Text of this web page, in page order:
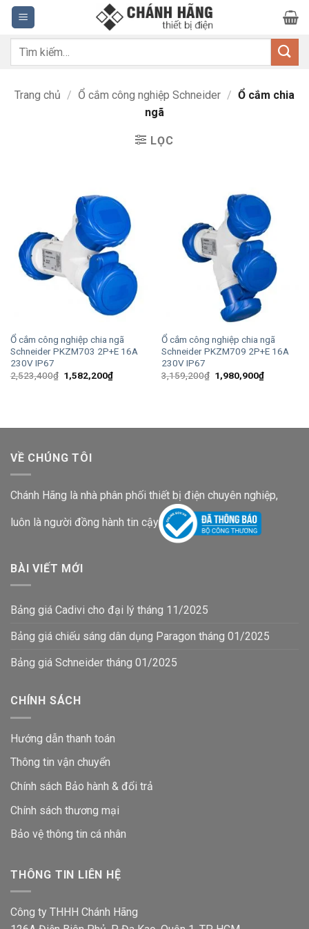
Bỏ
qua
nội
dung
Tìm
Trang chủ / Ổ cắm công nghiệp Schneider / Ổ cắm chia
ngã
LỌC
Ổ cắm công nghiệp chia ngã
Schneider PKZM703 2P+E 16A
230V IP67
2,523,400₫ Giá
gốc
1,582,200₫Giá
hiện
Ổ cắm công nghiệp chia ngã
Schneider PKZM709 2P+E 16A
230V IP67
3,159,200₫ Giá
gốc
1,980,900₫Giá
hiện
VỀ CHÚNG TÔI
Chánh Hãng là nhà phân phối thiết bị điện chuyên nghiệp,
luôn là người đồng hành tin cậy
BÀI VIẾT MỚI
Bảng giá Cadivi cho đại lý tháng 11/2025
Bảng giá chiếu sáng dân dụng Paragon tháng 01/2025
Bảng giá Schneider tháng 01/2025
CHÍNH SÁCH
Hướng dẫn thanh toán
Thông tin vận chuyển
Chính sách Bảo hành & đổi trả
Chính sách thương mại
Bảo vệ thông tin cá nhân
THÔNG TIN LIÊN HỆ
Công ty THHH Chánh Hãng